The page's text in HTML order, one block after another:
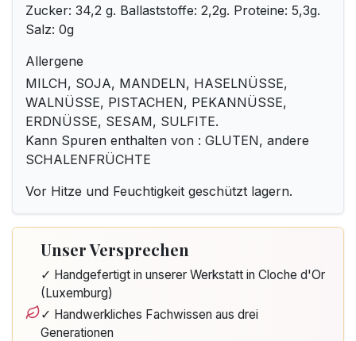
Zucker: 34,2 g. Ballaststoffe: 2,2g. Proteine: 5,3g.
Salz: 0g
Allergene
MILCH, SOJA, MANDELN, HASELNÜSSE,
WALNÜSSE, PISTACHEN, PEKANNÜSSE,
ERDNÜSSE, SESAM, SULFITE.
Kann Spuren enthalten von : GLUTEN, andere
SCHALENFRÜCHTE
Vor Hitze und Feuchtigkeit geschützt lagern.
Unser Versprechen
✓ Handgefertigt in unserer Werkstatt in Cloche d'Or
(Luxemburg)
✓ Handwerkliches Fachwissen aus drei
Generationen